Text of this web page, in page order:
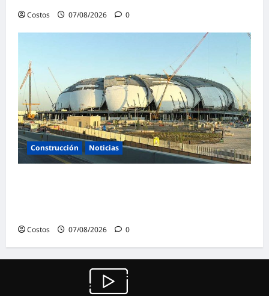
Costos 07/08/2026 0
Construcción Noticias
Costos 07/08/2026 0